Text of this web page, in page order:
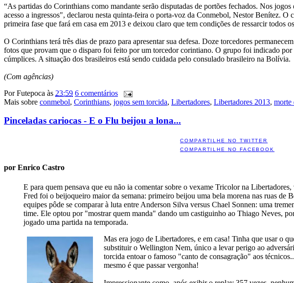
“As partidas do Corinthians como mandante serão disputadas de portões fechados. Nos
acesso a ingressos", declarou nesta quinta-feira o porta-voz da Conmebol, Nestor Benítez. O
primeira fase que fará em casa em 2013 e deixou claro que tem condições de ressarcir todos
O Corinthians terá três dias de prazo para apresentar sua defesa. Doze torcedores
fotos que provam que o disparo foi feito por um torcedor corintiano. O grupo foi indicado
cúmplices. A situação dos brasileiros está sendo cuidada pelo consulado brasileiro na Bolívia.
(Com agências)
PorFutepoca às 23:59 6 comentários
Mais sobre conmebol, Corinthians, jogos sem torcida, Libertadores, Libertadores 2013, morte
Pinceladas cariocas - E o Flu beijou a lona...
COMPARTILHE NO TWITTER
COMPARTILHE NO FACEBOOK
por Enrico Castro
E para quem pensava que eu não ia comentar sobre o vexame Tricolor na
Fred foi o beijoqueiro maior da semana: primeiro beijou uma bela morena nas ruas de
equipes pôde se comparar à luta entre Anderson Silva versus Chael Sonnen: uma
time. Ele optou por "mostrar quem manda" dando um castiguinho ao Thiago Neves,
jogado uma partida na temporada.
Mas era jogo de Libertadores, e em casa! Tinha que usar o
substituir o Wellington Nem, único a levar perigo ao
torcida entoar o famoso "canto de consagração" aos
mesmo é que passar vergonha!